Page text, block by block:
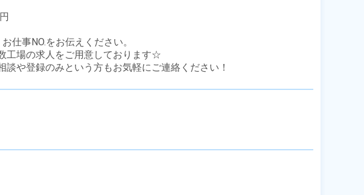
仕事NO.をお伝えください。
工場の求人をご用意しております☆
談や登録のみという方もお気軽にご連絡ください！